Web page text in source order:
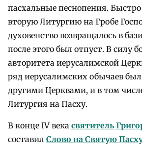
пасхальные песнопения.
вторую Литургию на Гробе
духовенство возвращалось в
после этого был отпуст. В силу
авторитета иерусалимской
ряд иерусалимских обычаев
другими Церквами, и в том
Литургия на Пасху.
В конце IV века святитель
составил Слово на Святую